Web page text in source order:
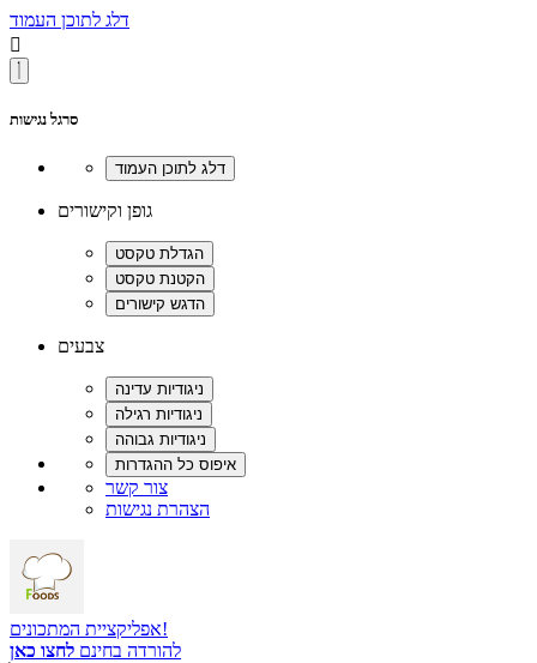
דלג לתוכן העמוד

סרגל נגישות
גופן וקישורים
צבעים
צור קשר
הצהרת נגישות
אפליקציית המתכונים!
להורדה בחינם לחצו כאן